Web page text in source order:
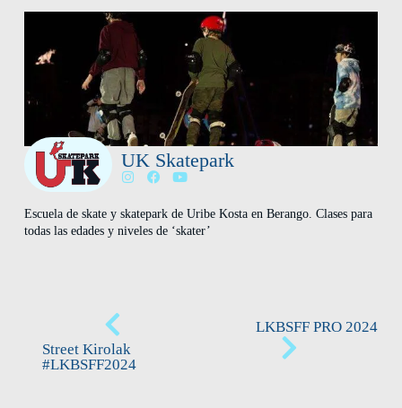
UK Skatepark
Escuela de skate y skatepark de Uribe Kosta en Berango. Clases para
todas las edades y niveles de ‘skater’
Street Kirolak
#LKBSFF2024
LKBSFF PRO 2024